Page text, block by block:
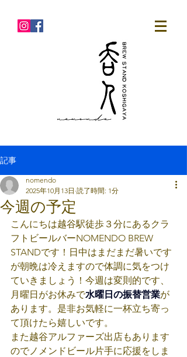
記事
今週の予定
nomendo
2025年10月13日 読了時間: 1分
こんにちは越谷駅徒歩３分にあるクラ
フトビールバーNOMENDO BREW
STANDです！日中はまだまだ暑いです
が朝晩は冷えますので体調に気をつけ
ていきましょう！今週は変則的です、
月曜日がお休みで水曜日の振替営業が
あります。是非お気軽に一杯立ち寄っ
て頂けたら嬉しいです。
また越谷アルファーズ出店もあります
のでノメンドビール片手に応援をしま